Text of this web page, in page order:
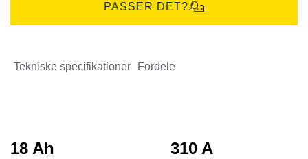
PASSER DET?
Tekniske specifikationer Fordele
18 Ah 310 A